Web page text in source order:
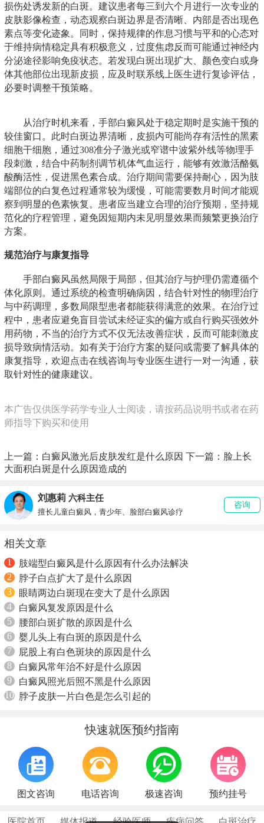
损伤处诱发新的白斑。建议患者每三到六个月进行一次专业的
皮肤影像检查，动态观察白斑边界是否清晰、内部是否出现色
素点等变化迹象。同时，保持规律的作息习惯与平和的心态对
于维持病情稳定具有积极意义，过度焦虑反而可能通过神经内
分泌途径影响免疫状态。若发现白斑出现扩大、颜色变白或身
体其他部位出现新皮损，应及时联系线上医生进行复诊评估，
必要时调整干预策略。
从治疗时机来看，手部白癜风处于稳定期时是实施干预的
较佳窗口。此时白斑边界清晰，皮损内可能尚存有活性的黑素
细胞干细胞，通过308准分子激光或窄谱中波紫外线等物理手
段刺激，结合中药制剂调节机体气血运行，能够有效激活酪氨
酸酶活性，促进黑色素合成。治疗期间需要保持耐心，因为肢
端部位的白复色过程通常较为缓慢，可能需要数月时间才能观
察到明显的色素恢复。患者应当建立合理的治疗预期，坚持规
范化的疗程管理，避免因短期内未见明显效果而频繁更换治疗
方案。
规范治疗与康复指导
手部白癜风虽然局限于局部，但其治疗与护理仍需遵循个
体化原则。通过系统的检查明确病因，结合针对性的物理治疗
与中药调理，多数局限型患者都能获得满意的效果。在治疗过
程中，患者应避免盲目尝试未经证实的偏方或自行购买强效外
用药物，不当的治疗方式不仅无法改善症状，反而可能刺激皮
损导致病情活动。如有关于治疗方案的疑问或需要了解具体的
康复指导，欢迎点击在线咨询与专业医生进行一对一沟通，获
取针对性的健康建议。
本广告仅供医学药学专业人士阅读，请按药品说明书或者在药
师指导下购买和使用
上一篇： 白癜风激光后皮肤发红是什么原因 下一篇： 脸上长
大面积白斑是什么原因造成的
刘惠莉 六科主任
擅长儿童白癜风，青少年、脸部白癜风诊疗
咨询
相关文章
1
肢端型白癜风是什么原因有什么办法解决
2
脖子白点扩大了是什么原因
3
眼睛两边白斑现在变大了是什么原因
4
白癜风复发原因是什么
5
腰部白斑扩散的原因是什么
6
婴儿头上有白斑的原因是什么
7
屁股上有白色斑块的原因是什么
8
白癜风常年治不好是什么原因
9
白癜风照光后照不黑是什么原因
10 脖子皮肤一片白色是怎么引起的
快速就医预约指南
图文咨询 电话咨询 极速咨询 预约挂号